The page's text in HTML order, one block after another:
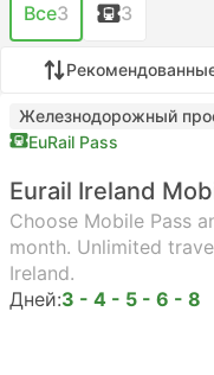
Все3 3
Железнодорожный
EuRail Pass
Eurail Ireland
Choose Mobile Pass
month. Unlimited
Ireland.
Дней:3 - 4 - 5 - 6 - 8